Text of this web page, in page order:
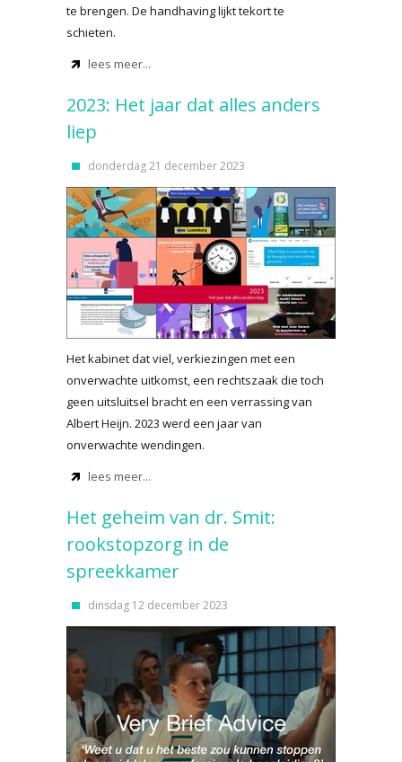
te brengen. De handhaving lijkt tekort te
schieten.
lees meer...
2023: Het jaar dat alles anders
liep
donderdag 21 december 2023
Het kabinet dat viel, verkiezingen met een
onverwachte uitkomst, een rechtszaak die toch
geen uitsluitsel bracht en een verrassing van
Albert Heijn. 2023 werd een jaar van
onverwachte wendingen.
lees meer...
Het geheim van dr. Smit:
rookstopzorg in de
spreekkamer
dinsdag 12 december 2023